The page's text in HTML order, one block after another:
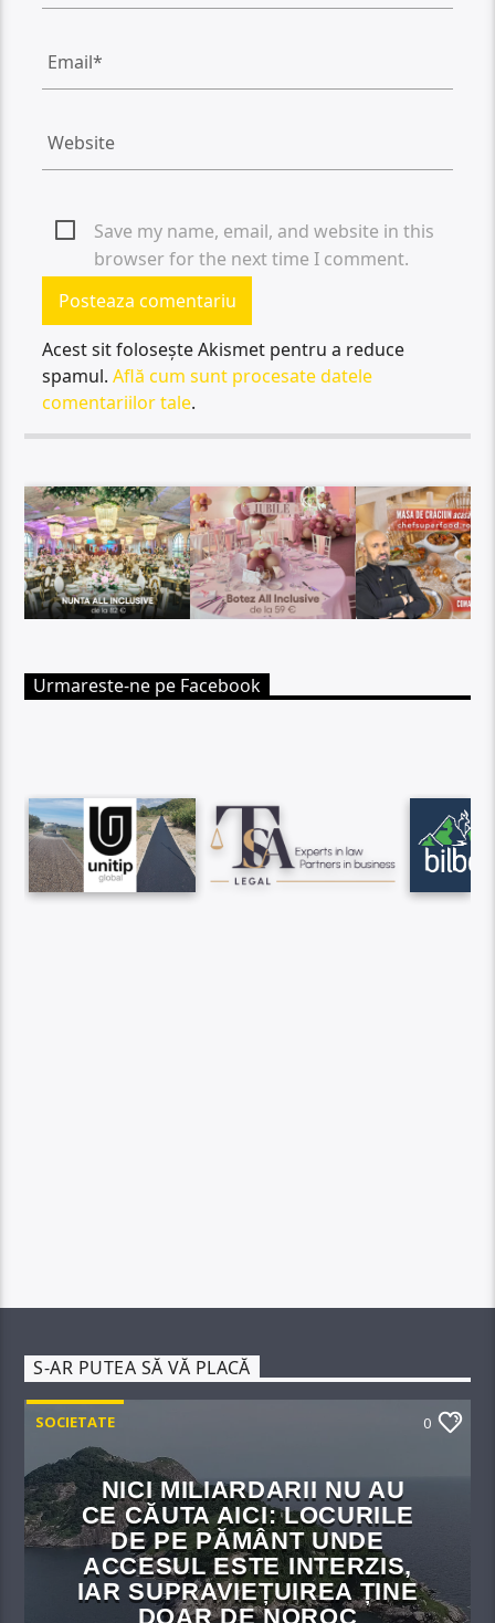
Save my name, email, and website in this
browser for the next time I comment.
Acest sit folosește Akismet pentru a reduce
spamul.Află cum sunt procesate datele
comentariilor tale.
Urmareste-ne pe Facebook
S-AR PUTEA SĂ VĂ PLACĂ
SOCIETATE 0
NICI MILIARDARII NU AU
CE CĂUTA AICI: LOCURILE
DE PE PĂMÂNT UNDE
ACCESUL ESTE INTERZIS,
IAR SUPRAVIEȚUIREA ȚINE
DOAR DE NOROC